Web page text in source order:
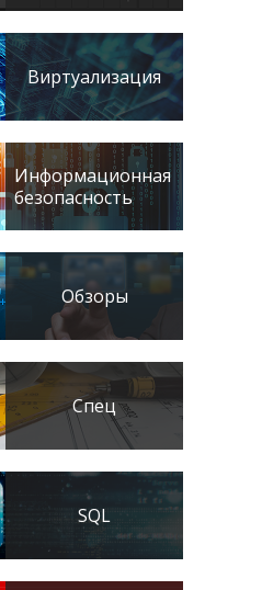
Виртуализация
Информационная
безопасность
Обзоры
Спец
SQL